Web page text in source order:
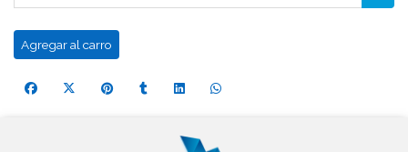
Agregar al carro